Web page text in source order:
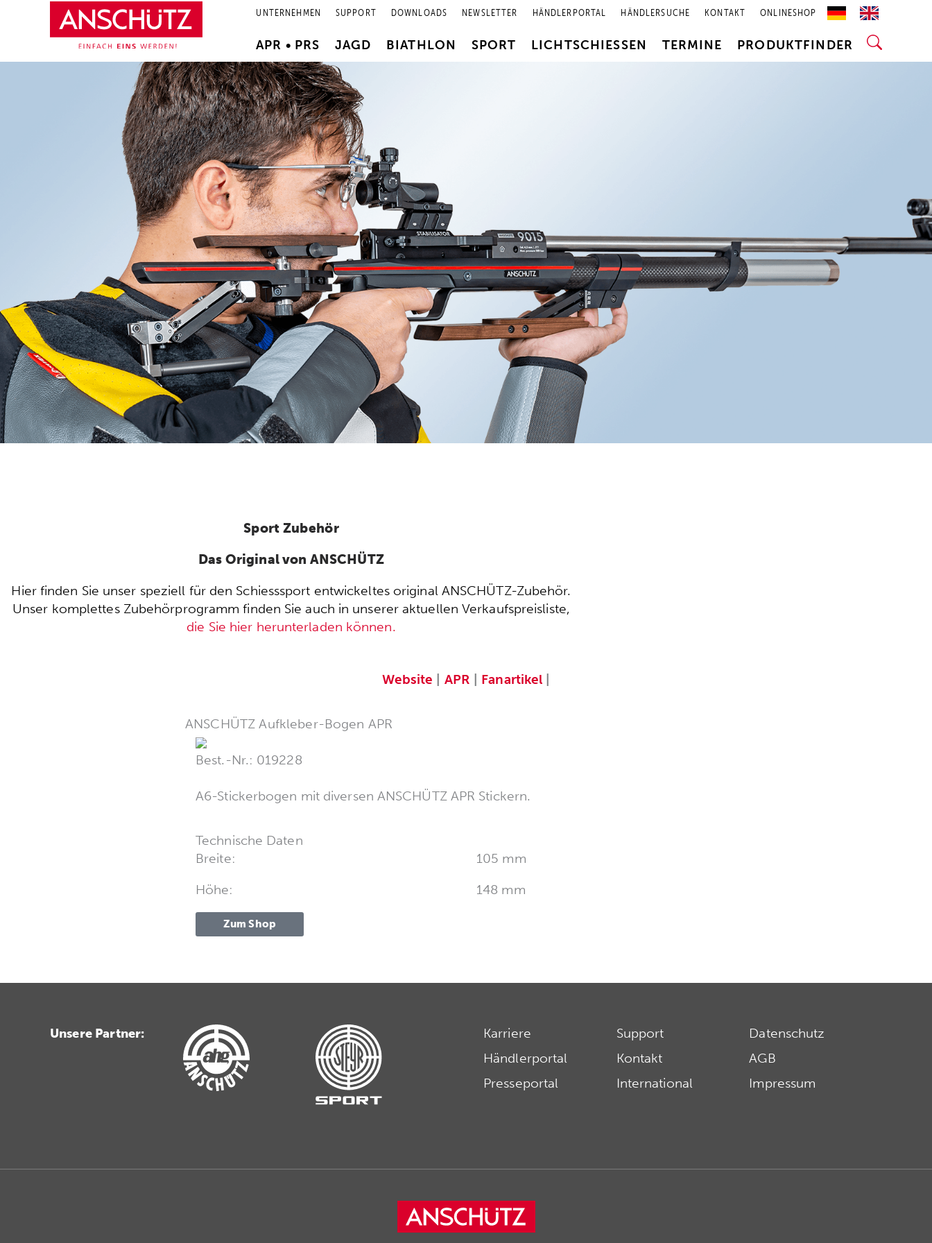
UNTERNEHMEN SUPPORT DOWNLOADS NEWSLETTER HÄNDLERPORTAL HÄNDLERSUCHE KONTAKT ONLINESHOP
APR • PRS JAGD BIATHLON SPORT LICHTSCHIESSEN TERMINE PRODUKTFINDER
Sport Zubehör
Das Original von ANSCHÜTZ
Hier finden Sie unser speziell für den Schiesssport entwickeltes original ANSCHÜTZ-Zubehör.
Unser komplettes Zubehörprogramm finden Sie auch in unserer aktuellen Verkaufspreisliste,
die Sie hier herunterladen können.
Website APR Fanartikel
ANSCHÜTZ Aufkleber-Bogen APR
Best.-Nr.: 019228
A6-Stickerbogen mit diversen ANSCHÜTZ APR Stickern.
Technische Daten
Breite:
105 mm
Höhe:
148 mm
Zum Shop
Unsere Partner:
Karriere
Händlerportal
Presseportal
Support
Kontakt
International
Datenschutz
AGB
Impressum